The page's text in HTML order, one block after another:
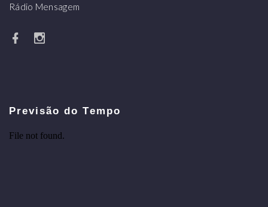
Rádio Mensagem
Previsão do Tempo